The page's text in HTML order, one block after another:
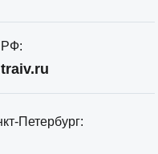
РФ:
Петербург: